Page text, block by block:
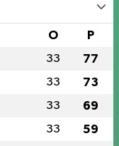
O P
33 77
33 73
33 69
33 59